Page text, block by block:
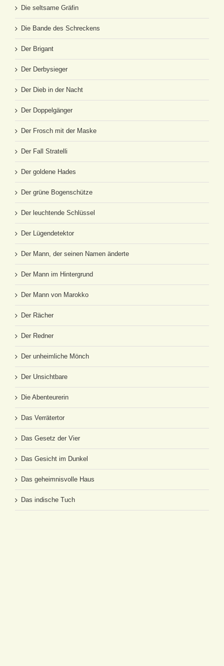
Die seltsame Gräfin
Die Bande des Schreckens
Der Brigant
Der Derbysieger
Der Dieb in der Nacht
Der Doppelgänger
Der Frosch mit der Maske
Der Fall Stratelli
Der goldene Hades
Der grüne Bogenschütze
Der leuchtende Schlüssel
Der Lügendetektor
Der Mann, der seinen Namen änderte
Der Mann im Hintergrund
Der Mann von Marokko
Der Rächer
Der Redner
Der unheimliche Mönch
Der Unsichtbare
Die Abenteurerin
Das Verrätertor
Das Gesetz der Vier
Das Gesicht im Dunkel
Das geheimnisvolle Haus
Das indische Tuch